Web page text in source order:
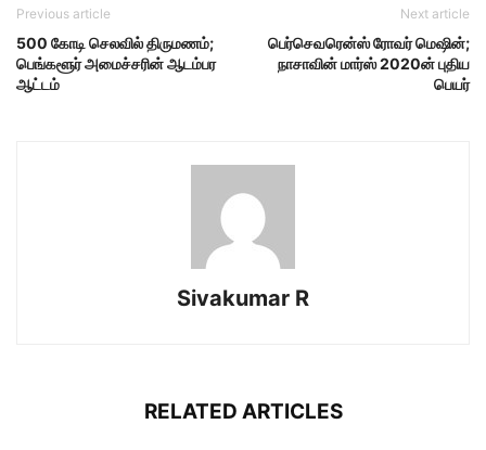
Previous article
500 கோடி செலவில் திருமணம்;
பெங்களூர் அமைச்சரின் ஆடம்பர
ஆட்டம்
Next article
பெர்செவரென்ஸ் ரோவர் மெஷின்;
நாசாவின் மார்ஸ் 2020ன் புதிய
பெயர்
Sivakumar R
RELATED ARTICLES